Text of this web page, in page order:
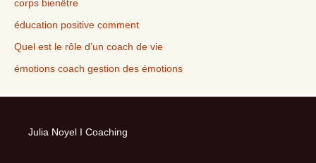
corps bienêtre
éducation positive comment
Quel est le rôle d’un coach de vie
émotions coach gestion des émotions
Julia Noyel I Coaching